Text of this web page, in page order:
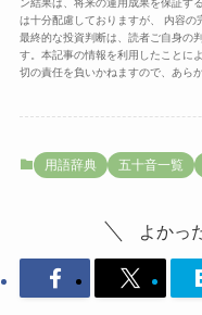
ン結果は、将来の運用成果を保証す
は十分配慮しておりますが、 内容の
最終的な投資判断は、読者ご自身の
す。本記事の情報を利用したことに
切の責任を負いかねますので、あら
用語辞典 五十音一覧
よかっ